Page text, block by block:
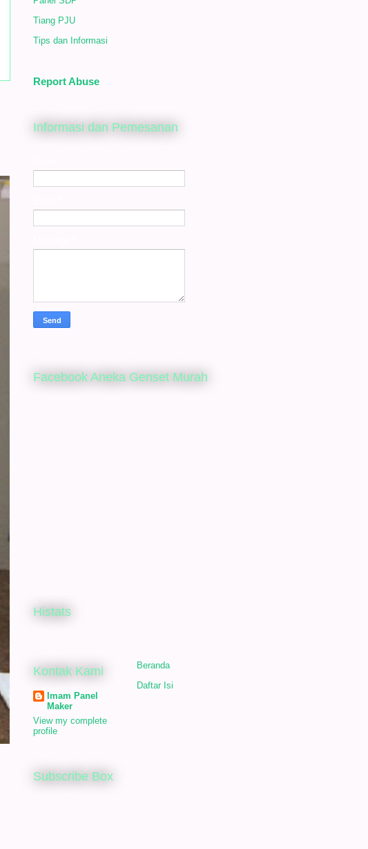
Tiang PJU
Tips dan Informasi
Report Abuse
Informasi dan Pemesanan
Facebook Aneka Genset Murah
Histats
Kontak Kami
Imam Panel
Maker
View my complete
profile
Beranda
Daftar Isi
Subscribe Box